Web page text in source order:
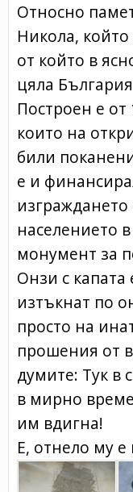
Относно
Никола,
от който в
цяла
Построен е от
които на
били
е и
населението
монумент за
Онзи с
изтъкнат по
просто на
прошения от
думите: Тук в
в мирно
им вдигна!
Е, отнело му е